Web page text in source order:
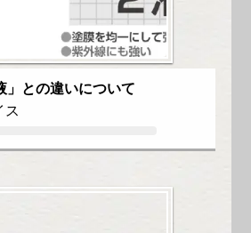
」との違いについて
ス